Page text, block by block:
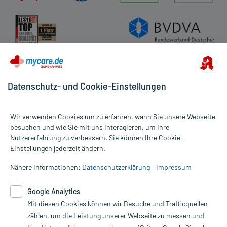
Alle Preise gelten inkl. MwSt., ggf. zzgl. Versandkosten
Informationen auf dieser Website werden ausschließlich für
die Untersuchung und Behandlung durch einen Arzt. Bitte
Therapien eingeleitet werden können. | Diese Webseite benutzt
Google Analytics. Lesen Sie bitte dazu die wichtigen Hinweise in
unserer Datenschutzerklärung. Für den Widerruf einer Bestellung
nutzen Sie das Formular:
Datenschutz- und Cookie-Einstellungen
Wir verwenden Cookies um zu erfahren, wann Sie unsere Webseite
besuchen und wie Sie mit uns interagieren, um Ihre
Nutzererfahrung zu verbessern. Sie können Ihre Cookie-
Einstellungen jederzeit ändern.
Nähere Informationen: Datenschutzerklärung Impressum
Google Analytics
Mit diesen Cookies können wir Besuche und Trafficquellen
zählen, um die Leistung unserer Webseite zu messen und